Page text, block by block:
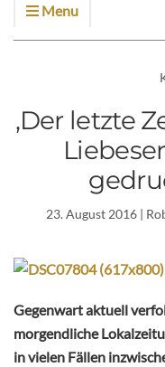
Menu
‚Der letzte
23. August 2016|
Gegenwart aktuell
morgendliche
in vielen Fällen